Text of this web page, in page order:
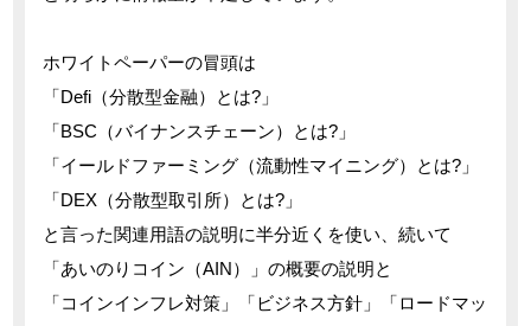
ホワイトペーパーの冒頭は
「Defi（分散型金融）とは?」
「BSC（バイナンスチェーン）とは?」
「イールドファーミング（流動性マイニング）とは?」
「DEX（分散型取引所）とは?」
と言った関連用語の説明に半分近くを使い、続いて
「あいのりコイン（AIN）」の概要の説明と
「コインインフレ対策」「ビジネス方針」「ロードマッ